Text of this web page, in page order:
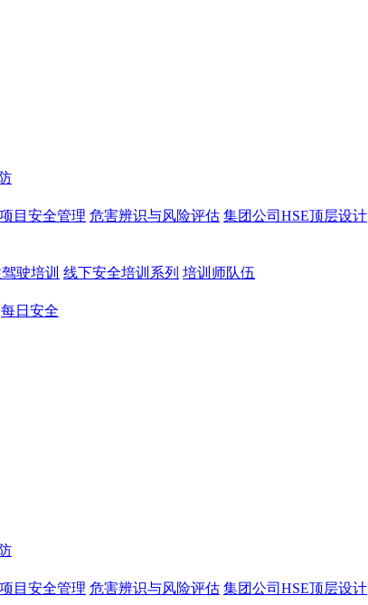
目安全管理 危害辨识与风险评估 集团公司HSE顶层设计
驶培训 线下安全培训系列 培训师队伍
每日安全
目安全管理 危害辨识与风险评估 集团公司HSE顶层设计